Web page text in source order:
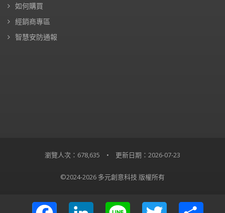
如何購買
經銷商專區
智慧安防通報
瀏覽人次：678,635 • 更新日期：2026-07-23
©2024-2026 多元創意科技 版權所有
Facebook LinkedIn Line Twitter Share